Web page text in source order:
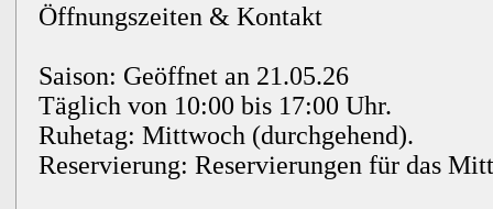
Öffnungszeiten & Kontakt
Saison: Geöffnet an 21.05.26
Täglich von 10:00 bis 17:00 Uhr.
Ruhetag: Mittwoch (durchgehend).
Reservierung: Reservierungen für das